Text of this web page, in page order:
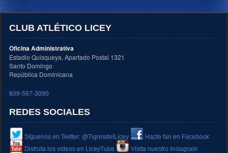
CLUB ATLÉTICO LICEY
Oficina Administrativa
Estadio Quisqueya, Apartado Postal 1321
Santo Domingo
República Dominicana
809-567-3090
REDES SOCIALES
Síguenos en Twitter: @TigresdelLicey
Hazte fan en Facebook
Disfruta los videos en LiceyTube
Visita nuestro Instagram